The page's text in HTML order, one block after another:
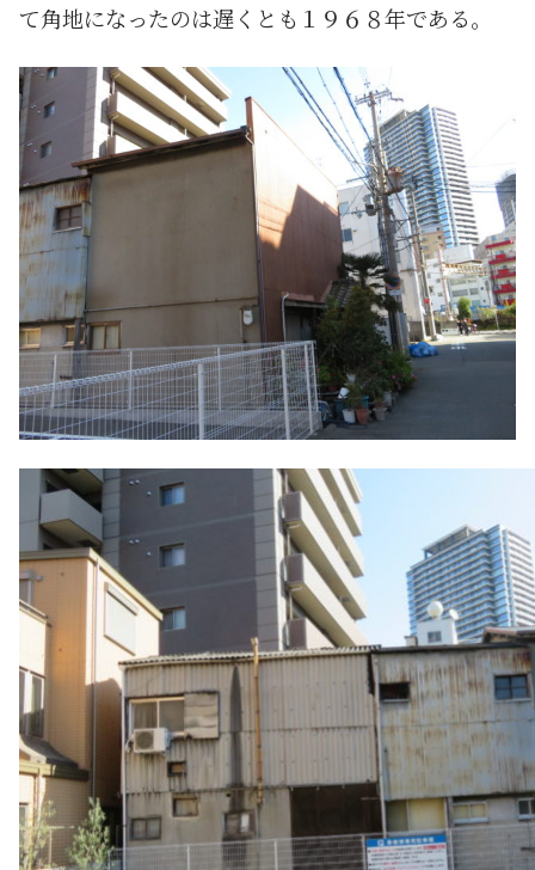
て角地になったのは遅くとも１９６８年である。